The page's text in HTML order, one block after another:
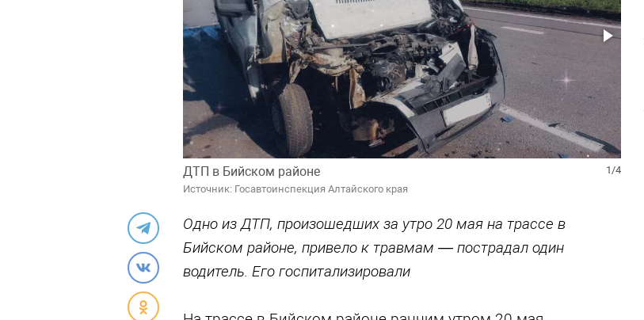
1/4
ДТП в Бийском районе
Источник: Госавтоинспекция Алтайского края
Одно из ДТП, произошедших за утро 20 мая на трассе в
Бийском районе, привело к травмам — пострадал один
водитель. Его госпитализировали